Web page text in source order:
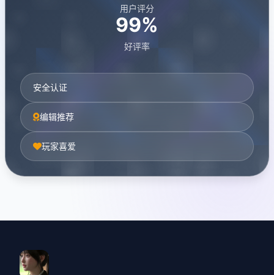
用户评分
99%
好评率
安全认证
编辑推荐
玩家喜爱